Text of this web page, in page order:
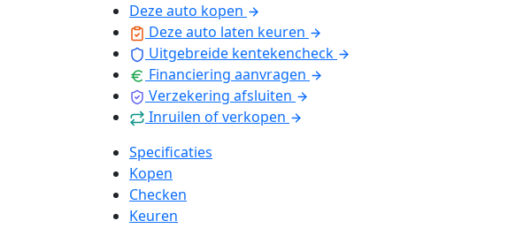
Deze auto kopen
Deze auto laten keuren
Uitgebreide kentekencheck
Financiering aanvragen
Verzekering afsluiten
Inruilen of verkopen
Specificaties
Kopen
Checken
Keuren